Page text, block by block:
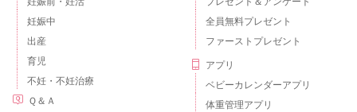
妊娠中
出産
育児
不妊・不妊治療
Ｑ＆Ａ
全員無料プレゼント
ファーストプレゼント
アプリ
ベビーカレンダーアプリ
体重管理アプリ